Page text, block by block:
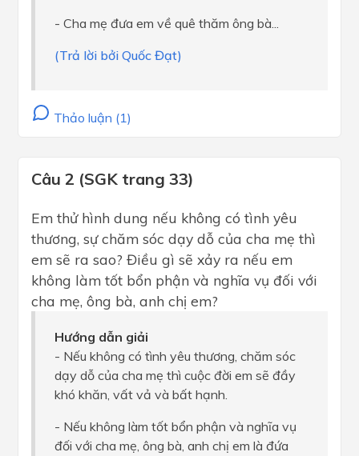
- Cha mẹ đưa em về quê thăm ông bà...
(Trả lời bởi Quốc Đạt)
Thảo luận (1)
Câu 2 (SGK trang 33)
Em thử hình dung nếu không có tình yêu
thương, sự chăm sóc dạy dỗ của cha mẹ thì
em sẽ ra sao? Điều gì sẽ xảy ra nếu em
không làm tốt bổn phận và nghĩa vụ đối với
cha mẹ, ông bà, anh chị em?
Hướng dẫn giải
- Nếu không có tình yêu thương, chăm sóc
dạy dỗ của cha mẹ thì cuộc đời em sẽ đầy
khó khăn, vất vả và bất hạnh.
- Nếu không làm tốt bổn phận và nghĩa vụ
đối với cha mẹ, ông bà, anh chị em là đứa